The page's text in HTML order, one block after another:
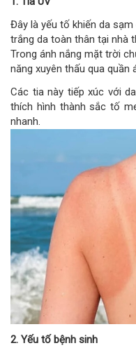
Đây là yếu tố khiến da
trắng da toàn thân tại nhà
Trong ánh nắng mặt trời
năng xuyên thấu qua quần
Các tia này tiếp xúc với
thích hình thành sắc tố
nhanh.
2. Yếu tố bệnh sinh